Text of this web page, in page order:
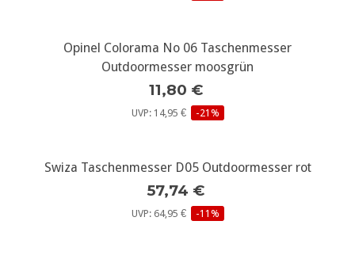
Opinel Colorama No 06 Taschenmesser
Outdoormesser moosgrün
11,80 €
UVP: 14,95 € -21%
Swiza Taschenmesser D05 Outdoormesser rot
57,74 €
UVP: 64,95 € -11%